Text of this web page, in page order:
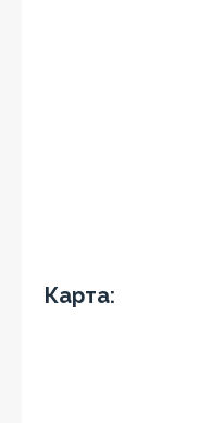
Карта: